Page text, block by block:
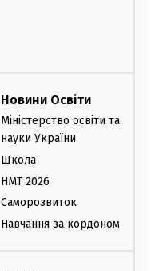
Новини Освіти
Міністерство освіти та
науки України
Школа
НМТ 2026
Саморозвиток
Навчання за кордоном